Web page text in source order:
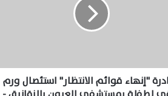
"إنهاء قوائم الانتظار" استئصال ورم